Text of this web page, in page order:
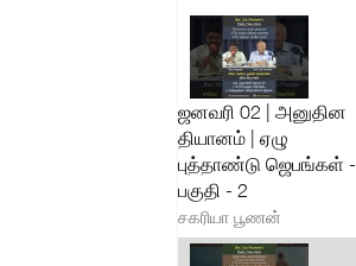
ஜனவரி 02 | அனுதின
தியானம் | ஏழு
புத்தாண்டு ஜெபங்கள் -
பகுதி - 2
சகரியா பூணன்